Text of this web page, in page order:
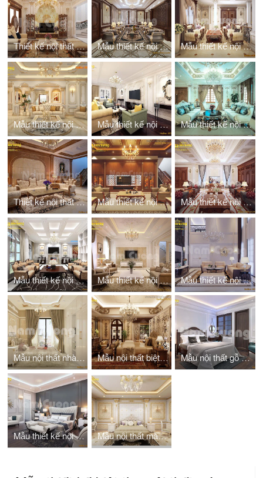
Thiết kế nội thất biệt thự 4 tầng kiểu Pháp Mẫu thiết kế nội thất biệt thự pháp 2 tầng Mẫu thiết kế nội thất biệt thự pháp 250m2
Mẫu thiết kế nội thất nhà kiểu pháp Mẫu thiết kế nội thất nhà ống 5m Mẫu thiết kế nội thất 3 tầng 2 mặt tiền tân cổ điển
Thiết kế nội thất biệt thự mái thái tân cổ điển Mẫu thiết kế nội thất biệt thự pháp 10m Mẫu thiết kế nội thất gỗ nhà 3 tầng
Mẫu thiết kế nội thất biệt thự vinhomes 3 tầng Mẫu thiết kế nội thất biệt thự màu trắng Mẫu thiết kế nội thất châu âu cổ điển
Mẫu nội thất nhà vườn Châu Âu Mẫu nội thất biệt thự Châu Âu kiểu Pháp Mẫu nội thất gỗ óc chó biệt thự
Mẫu thiết kế nội thất biệt thự vinhomes riverside Mẫu nội thất màu trắng tân cổ điển cho biệt thự